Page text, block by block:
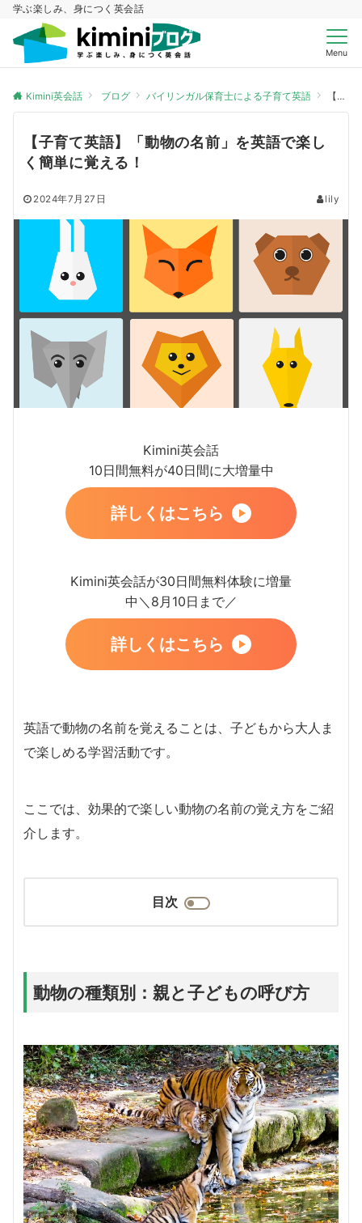
学ぶ楽しみ、身につく英会話
Menu
Kimini英会話 ブログ バイリンガル保育士による子育て英語 【子育て英語】「動物の名前」を英語で楽しく簡単に覚える！
【子育て英語】「動物の名前」を英語で楽し
く簡単に覚える！
2024年7月27日 lily
Kimini英会話
10日間無料が40日間に大増量中
詳しくはこちら
Kimini英会話が30日間無料体験に増量
中＼8月10日まで／
詳しくはこちら
英語で動物の名前を覚えることは、子どもから大人ま
で楽しめる学習活動です。
ここでは、効果的で楽しい動物の名前の覚え方をご紹
介します。
目次
動物の種類別：親と子どもの呼び方